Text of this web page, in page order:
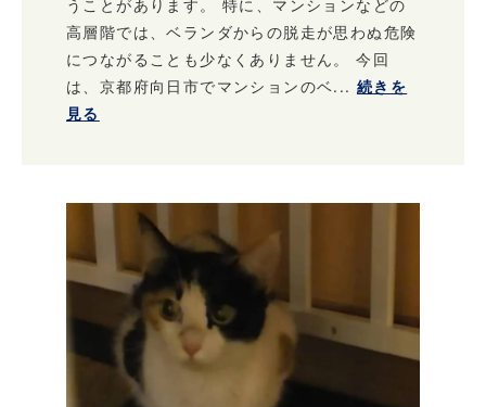
うことがあります。 特に、マンションなどの
高層階では、ベランダからの脱走が思わぬ危険
につながることも少なくありません。 今回
は、京都府向日市でマンションのベ... 続きを
見る